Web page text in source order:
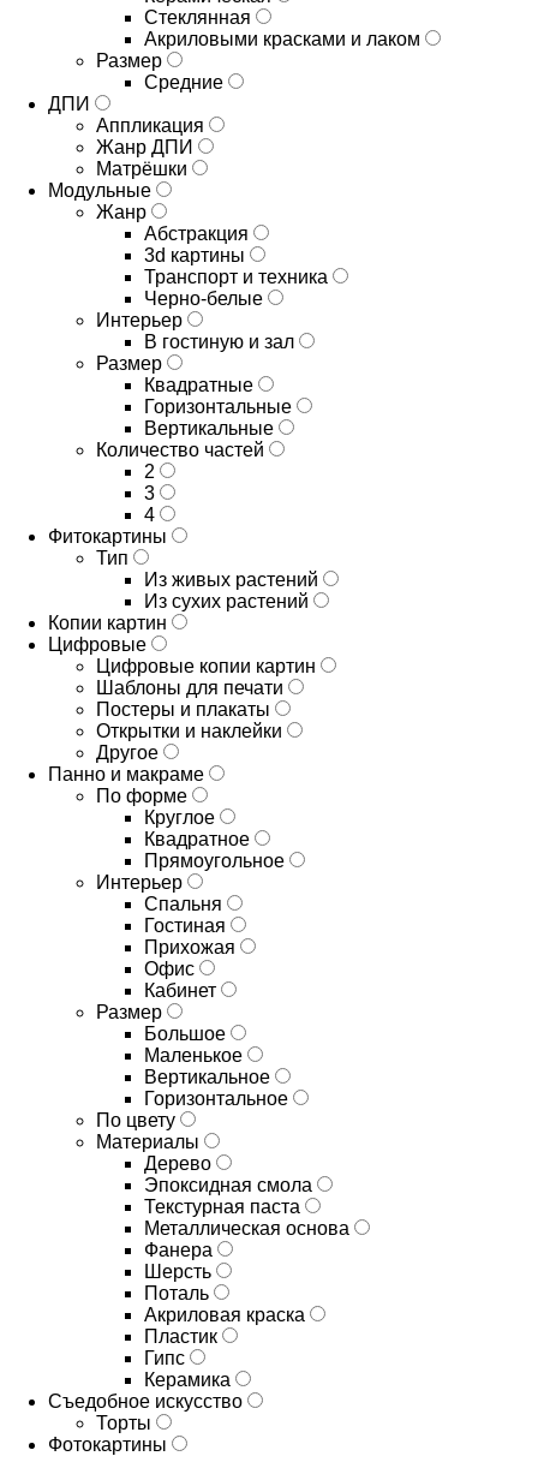
Стеклянная
Акриловыми красками и лаком
Размер
Средние
ДПИ
Аппликация
Жанр ДПИ
Матрёшки
Модульные
Жанр
Абстракция
3d картины
Транспорт и техника
Черно-белые
Интерьер
В гостиную и зал
Размер
Квадратные
Горизонтальные
Вертикальные
Количество частей
2
3
4
Фитокартины
Тип
Из живых растений
Из сухих растений
Копии картин
Цифровые
Цифровые копии картин
Шаблоны для печати
Постеры и плакаты
Открытки и наклейки
Другое
Панно и макраме
По форме
Круглое
Квадратное
Прямоугольное
Интерьер
Спальня
Гостиная
Прихожая
Офис
Кабинет
Размер
Большое
Маленькое
Вертикальное
Горизонтальное
По цвету
Материалы
Дерево
Эпоксидная смола
Текстурная паста
Металлическая основа
Фанера
Шерсть
Поталь
Акриловая краска
Пластик
Гипс
Керамика
Съедобное искусство
Торты
Фотокартины